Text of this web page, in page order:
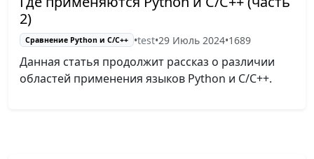
2)
Сравнение Python и С/C++ •test•29 Июль 2024•1689
Данная статья продолжит рассказ о различии
областей применения языков Python и C/C++.